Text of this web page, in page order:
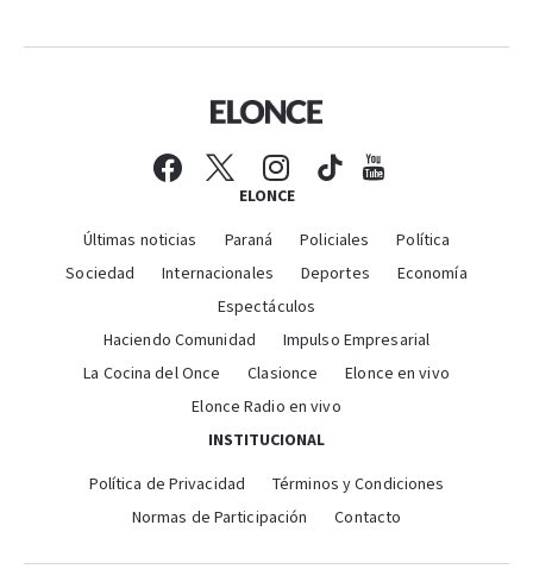
ELONCE
Últimas noticias Paraná Policiales
Política
Sociedad
Internacionales Deportes
Economía
Espectáculos
Haciendo Comunidad
Impulso Empresarial
La Cocina del Once
Clasionce
Elonce en vivo
Elonce Radio en vivo
INSTITUCIONAL
Política de Privacidad
Términos y Condiciones
Normas de Participación
Contacto